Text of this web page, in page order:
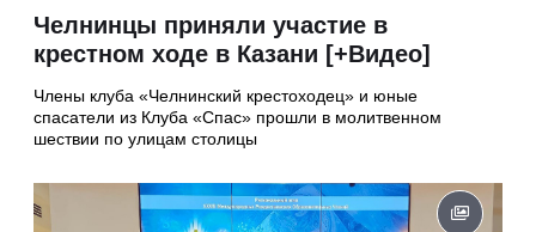
Челнинцы приняли участие в
крестном ходе в Казани [+Видео]
Члены клуба «Челнинский крестоходец» и юные
спасатели из Клуба «Спас» прошли в молитвенном
шествии по улицам столицы